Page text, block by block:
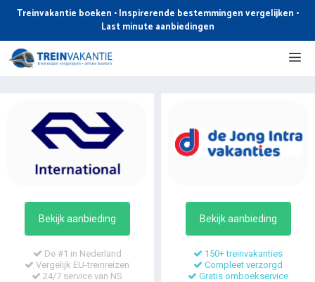
de
inhoud
Treinvakantie boeken • Inspirerende bestemmingen vergelijken •
Last minute aanbiedingen
Bekijk aanbieding
De #1 in Nederland
Vergelijk EU-treinreizen
24/7 service van NS
Bekijk aanbieding
150+ treinvakanties
Compleet verzorgd
Gratis omboekservice